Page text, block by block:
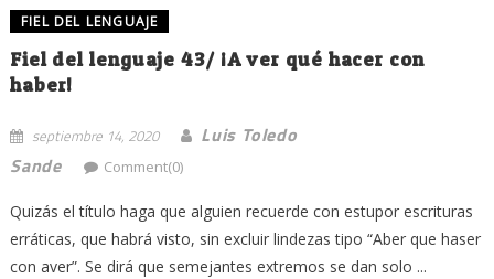
FIEL DEL LENGUAJE
Fiel del lenguaje 43/ ¡A ver qué hacer con
haber!
septiembre 14, 2020
Luis Toledo
Sande
Comment(0)
Quizás el título haga que alguien recuerde con estupor escrituras
erráticas, que habrá visto, sin excluir lindezas tipo “Aber que haser
con aver”. Se dirá que semejantes extremos se dan solo ...